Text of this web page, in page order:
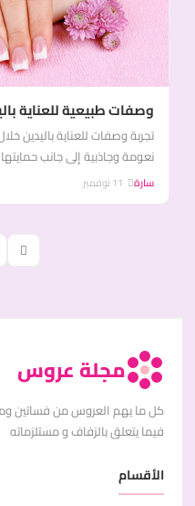
وصفات طبيعية للعناية
تجربة وصفات للعناية باليدين
نعومة وجاذبية إلى جانب
سارة
مجلة عروس
كل ما يهم العروس من فساتين
فيما يتعلق بالزفاف و مستلزماته
الأقسام